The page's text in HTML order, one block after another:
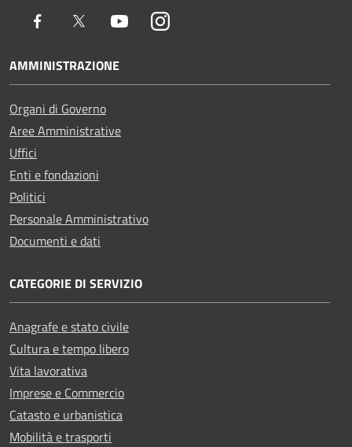
Facebook Twitter YoutubeInstagram
AMMINISTRAZIONE
Organi di Governo
Aree Amministrative
Uffici
Enti e fondazioni
Politici
Personale Amministrativo
Documenti e dati
CATEGORIE DI SERVIZIO
Anagrafe e stato civile
Cultura e tempo libero
Vita lavorativa
Imprese e Commercio
Catasto e urbanistica
Mobilità e trasporti